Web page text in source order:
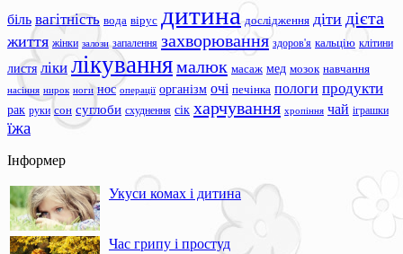
біль вагітність вода вірус дитина дослідження діти дієта
життя жінки залози запалення захворювання здоров'я кальцію клітини
листя ліки лікуваннямалюк масаж мед мозок навчання
насіння нирок ноги нос операції організм очі печінка пологи продукти
рак руки сон суглоби схуднення сік харчування хропіння чай іграшки
їжа
Інформер
Укуси комах і дитина
Час грипу і простуд